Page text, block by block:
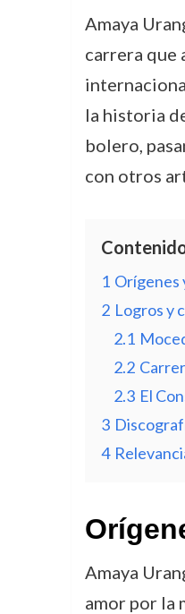
Amaya
carrera que
la historia
bolero,
con otros
1 Orígenes
2 Logros y
2.1
2.2
2.3 El
3
4
Amaya
amor por la